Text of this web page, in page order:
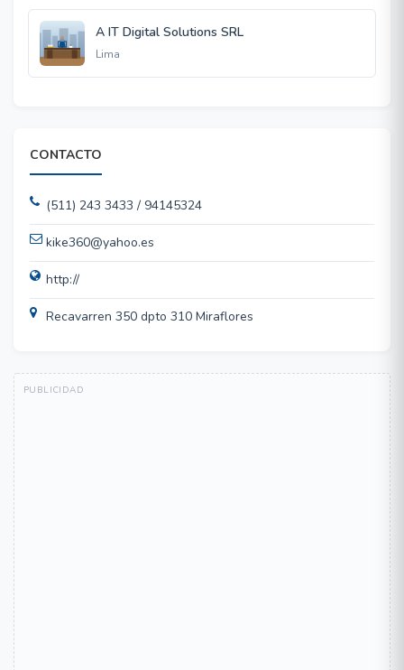
A IT Digital Solutions SRL
Lima
CONTACTO
(511) 243 3433 / 94145324
kike360@yahoo.es
http://
Recavarren 350 dpto 310 Miraflores